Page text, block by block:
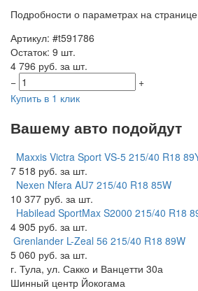
Подробности о параметрах на странице
Артикул: #t591786
Остаток: 9 шт.
4 796 руб. за шт.
−
+
Купить в 1 клик
Вашему авто подойдут
Maxxis Victra Sport VS-5 215/40 R18
7 518 руб. за шт.
Nexen Nfera AU7 215/40 R18 85W
10 377 руб. за шт.
Habilead SportMax S2000 215/40 R18
4 905 руб. за шт.
Grenlander L-Zeal 56 215/40 R18 89W
5 060 руб. за шт.
г. Тула, ул. Сакко и Ванцетти 30а
Шинный центр Йокогама